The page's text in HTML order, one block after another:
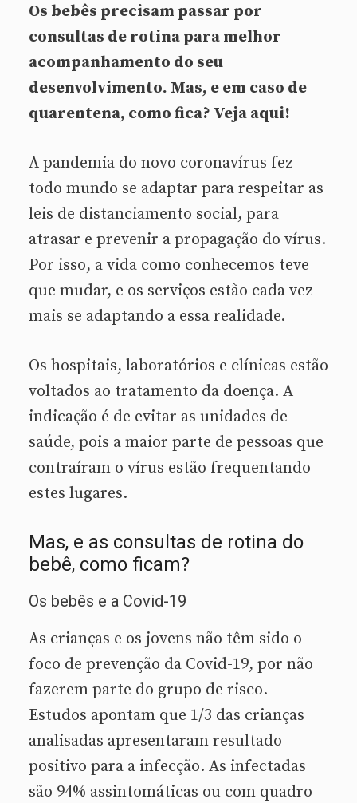
Os bebês precisam passar por
consultas de rotina para melhor
acompanhamento do seu
desenvolvimento. Mas, e em caso de
quarentena, como fica? Veja aqui!
A pandemia do novo coronavírus fez
todo mundo se adaptar para respeitar as
leis de distanciamento social, para
atrasar e prevenir a propagação do vírus.
Por isso, a vida como conhecemos teve
que mudar, e os serviços estão cada vez
mais se adaptando a essa realidade.
Os hospitais, laboratórios e clínicas estão
voltados ao tratamento da doença. A
indicação é de evitar as unidades de
saúde, pois a maior parte de pessoas que
contraíram o vírus estão frequentando
estes lugares.
Mas, e as consultas de rotina do
bebê, como ficam?
Os bebês e a Covid-19
As crianças e os jovens não têm sido o
foco de prevenção da Covid-19, por não
fazerem parte do grupo de risco.
Estudos apontam que 1/3 das crianças
analisadas apresentaram resultado
positivo para a infecção. As infectadas
são 94% assintomáticas ou com quadro